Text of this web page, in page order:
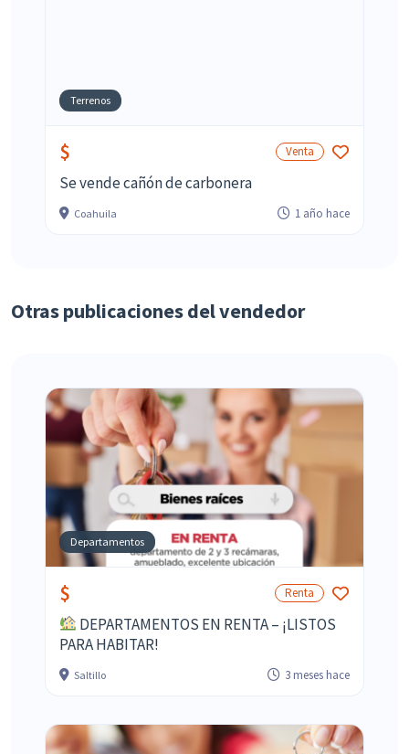
Terrenos
$ Venta
Se vende cañón de carbonera
Coahuila 1 año hace
Otras publicaciones del vendedor
Departamentos
$ Renta
DEPARTAMENTOS EN RENTA – ¡LISTOS
PARA HABITAR!
Saltillo 3 meses hace